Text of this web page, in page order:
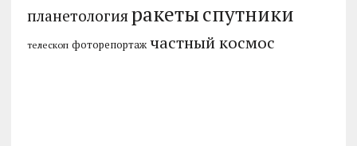
планетологияракетыспутники
телескоп фоторепортаж частный космос